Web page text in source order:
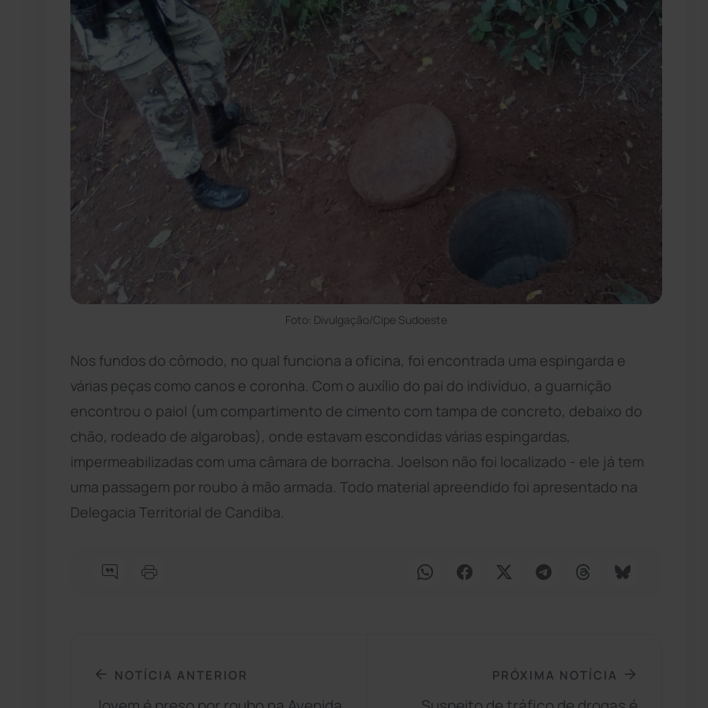
Foto: Divulgação/Cipe Sudoeste
Nos fundos do cômodo, no qual funciona a oficina, foi encontrada uma espingarda e
várias peças como canos e coronha. Com o auxílio do pai do indivíduo, a guarnição
encontrou o paiol (um compartimento de cimento com tampa de concreto, debaixo do
chão, rodeado de algarobas), onde estavam escondidas várias espingardas,
impermeabilizadas com uma câmara de borracha. Joelson não foi localizado - ele já tem
uma passagem por roubo à mão armada. Todo material apreendido foi apresentado na
Delegacia Territorial de Candiba.
NOTÍCIA ANTERIOR PRÓXIMA NOTÍCIA